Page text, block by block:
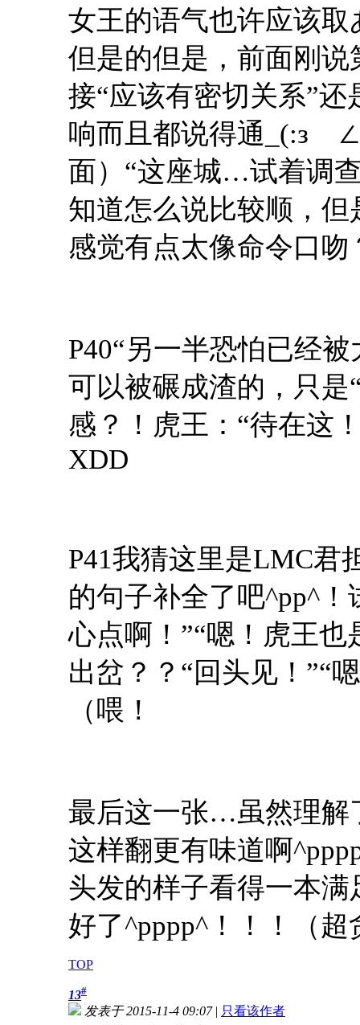
女王的语气也许应该
但是的但是，前面刚
接“应该有密切关系”
响而且都说得通_(:з
面）“这座城…试着调
知道怎么说比较顺，但
感觉有点太像命令口吻
P40“另一半恐怕已经
可以被碾成渣的，只是
感？！虎王：“待在这
XDD
P41我猜这里是LMC君
的句子补全了吧^pp^
心点啊！”“嗯！虎王
出岔？？“回头见！”“
（喂！
最后这一张…虽然理解
这样翻更有味道啊
头发的样子看得一本
好了^pppp^！！！（超
TOP
13#
发表于 2015-11-4 09:07| 只看该作者